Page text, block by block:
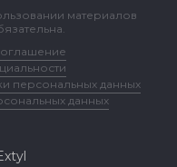
материалов
персональных данных
данных